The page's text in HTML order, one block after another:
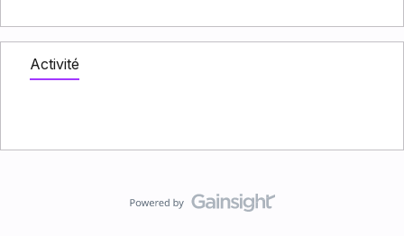
Activité